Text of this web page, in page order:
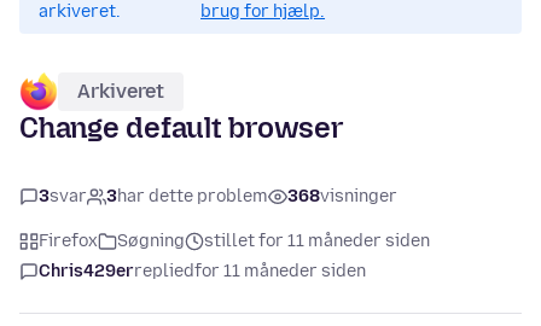
arkiveret.
brug for hjælp.
Arkiveret
Change default browser
3svar 3har dette problem 368visninger
Firefox Søgning
stillet for 11 måneder siden
Chris429errepliedfor 11 måneder siden